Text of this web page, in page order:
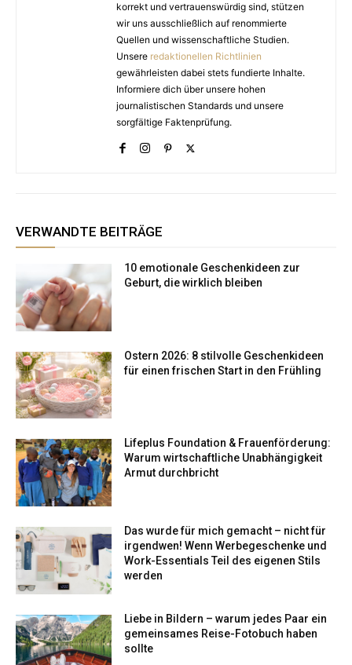
korrekt und vertrauenswürdig sind, stützen
wir uns ausschließlich auf renommierte
Quellen und wissenschaftliche Studien.
Unsere redaktionellen Richtlinien
gewährleisten dabei stets fundierte Inhalte.
Informiere dich über unsere hohen
journalistischen Standards und unsere
sorgfältige Faktenprüfung.
VERWANDTE BEITRÄGE
10 emotionale Geschenkideen zur
Geburt, die wirklich bleiben
Ostern 2026: 8 stilvolle Geschenkideen
für einen frischen Start in den Frühling
Lifeplus Foundation & Frauenförderung:
Warum wirtschaftliche Unabhängigkeit
Armut durchbricht
Das wurde für mich gemacht – nicht für
irgendwen! Wenn Werbegeschenke und
Work-Essentials Teil des eigenen Stils
werden
Liebe in Bildern – warum jedes Paar ein
gemeinsames Reise-Fotobuch haben
sollte